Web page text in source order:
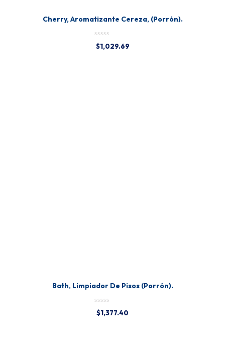
Cherry, Aromatizante Cereza, (Porrón).
$1,029.69
Bath, Limpiador De Pisos (Porrón).
$1,377.40